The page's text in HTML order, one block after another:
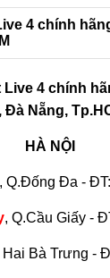
4 chính
4 chính
Đà Nẵng,
HÀ NỘI
, Q.Đống Đa - ĐT:
, Q.Cầu Giấy -
Hai Bà Trưng -